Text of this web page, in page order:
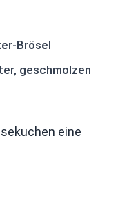
Brösel
geschmolzen
eine